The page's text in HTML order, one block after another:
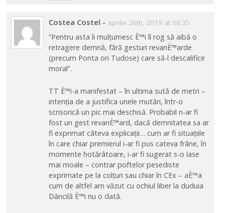
Costea Costel - aprilie 26th, 2019 at 06:35
“Pentru asta îi mulțumesc È™i îl rog să aibă o
retragere demnă, fără gesturi revanÈ™arde
(precum Ponta ori Tudose) care să-l descalifice
moral”.
TT È™i-a manifestat – în ultima sută de metri –
intenția de a justifica unele mutări, într-o
scrisorică un pic mai deschisă. Probabil n-ar fi
fost un gest revanÈ™ard, dacă demnitatea sa ar
fi exprimat câteva explicații… cum ar fi situațiile
în care chiar premierul i-ar fi pus cateva frâne, în
momente hotărâtoare, i-ar fi sugerat s-o lase
mai moale – contrar poftelor pesediste
exprimate pe la colțuri sau chiar în CEx – aÈ™a
cum de altfel am văzut cu ochiul liber la duduia
Dăncilă È™i nu o dată.